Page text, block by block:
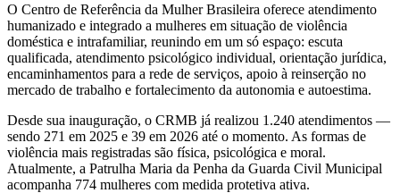
O Centro de Referência da Mulher Brasileira oferece atendimento
humanizado e integrado a mulheres em situação de violência
doméstica e intrafamiliar, reunindo em um só espaço: escuta
qualificada, atendimento psicológico individual, orientação jurídica,
encaminhamentos para a rede de serviços, apoio à reinserção no
mercado de trabalho e fortalecimento da autonomia e autoestima.
Desde sua inauguração, o CRMB já realizou 1.240 atendimentos —
sendo 271 em 2025 e 39 em 2026 até o momento. As formas de
violência mais registradas são física, psicológica e moral.
Atualmente, a Patrulha Maria da Penha da Guarda Civil Municipal
acompanha 774 mulheres com medida protetiva ativa.